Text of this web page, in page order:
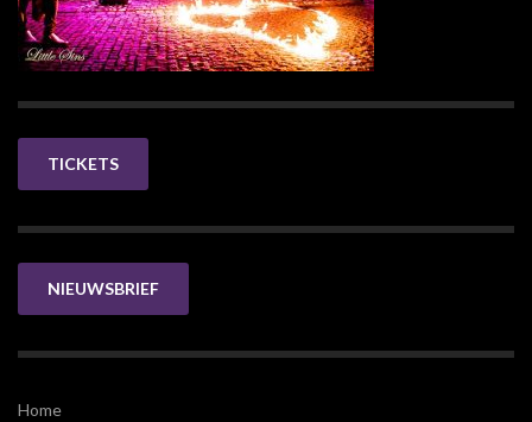
TICKETS
NIEUWSBRIEF
Home